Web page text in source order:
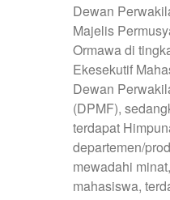
Dewan
Majelis
Ormawa di
Ekesekutif
Dewan
(DPMF),
terdapat
departemen/
mewadahi
mahasiswa,